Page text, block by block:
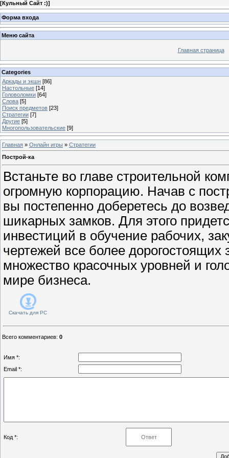
[Кульный Сайт :)]
Форма входа
Меню сайта
Главная страница
Categories
Аркады и экшн [86]
Настольные [14]
Головоломки [64]
Слова [5]
Поиск предметов [23]
Стратегии [7]
Другие [5]
Многопользовательские [9]
Главная » Онлайн игры » Стратегии
Построй-ка
Встаньте во главе строительной
огромную корпорацию. Начав с
вы постепенно доберетесь до
шикарных замков. Для этого
инвестиций в обучение рабочих,
чертежей все более
множество красочных уровней и
мире бизнеса.
Скачать для PC
Всего комментариев: 0
Имя *:
Email *:
Код *: